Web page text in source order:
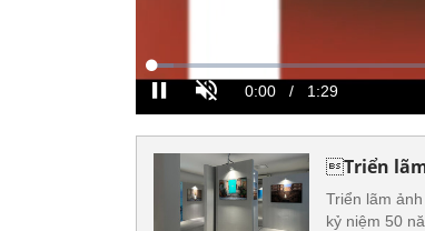
Triển
Triển lãm
kỷ niệm 50